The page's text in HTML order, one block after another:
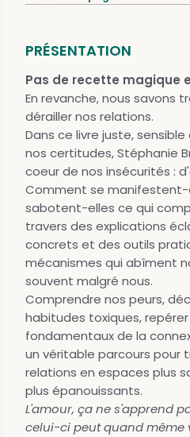
PRÉSENTATION
Pas de recette magique
En revanche, nous savons
dérailler nos relations.
Dans ce livre juste,
nos certitudes, Stéphanie
coeur de nos insécurités :
Comment se manifestent-
sabotent-elles ce qui
travers des explications
concrets et des outils
mécanismes qui abîment
souvent malgré nous.
Comprendre nos peurs,
habitudes toxiques,
fondamentaux de la
un véritable parcours pour
relations en espaces plus
plus épanouissants.
L'amour, ça ne s'apprend
celui-ci peut quand même